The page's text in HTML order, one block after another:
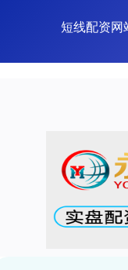
短线配资网